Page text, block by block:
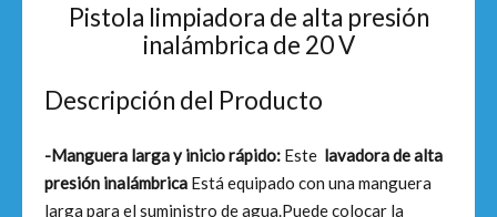
Pistola limpiadora de alta presión
inalámbrica de 20 V
Descripción del Producto
-Manguera larga y inicio rápido: Este lavadora de alta
presión inalámbrica Está equipado con una manguera
larga para el suministro de agua.Puede colocar la